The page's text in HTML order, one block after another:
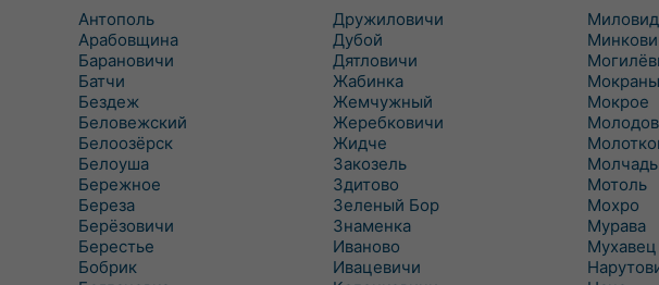
Антополь
Арабовщина
Барановичи
Батчи
Бездеж
Беловежский
Белоозёрск
Белоуша
Бережное
Береза
Берёзовичи
Берестье
Бобрик
Дружиловичи
Дубой
Дятловичи
Жабинка
Жемчужный
Жеребковичи
Жидче
Закозель
Здитово
Зеленый Бор
Знаменка
Иваново
Ивацевичи
Мокраны
Мокрое
Молчадь
Мотоль
Мохро
Мурава
Мухавец